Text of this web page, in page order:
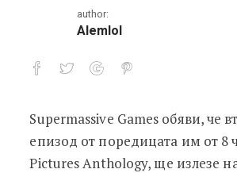
author:
Alemlol
Little Hope най-накрая
Supermassive Games обяви, че
епизод от поредицата им от 8
Pictures Anthology, ще излезе